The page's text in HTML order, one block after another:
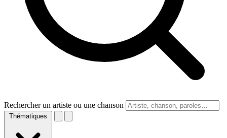
Rechercher un artiste ou une chanson
Thématiques